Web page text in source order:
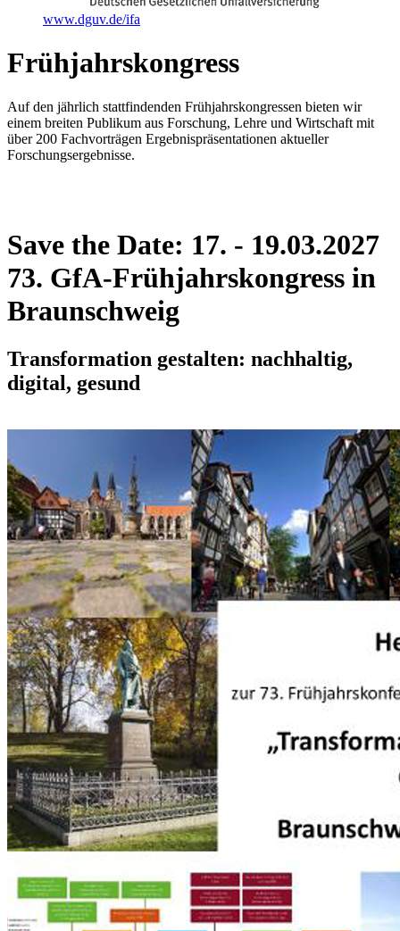
www.dguv.de/ifa
Frühjahrskongress
Auf den jährlich stattfindenden Frühjahrskongressen bieten wir
einem breiten Publikum aus Forschung, Lehre und Wirtschaft mit
über 200 Fachvorträgen Ergebnispräsentationen aktueller
Forschungsergebnisse.
Save the Date: 17. - 19.03.2027
73. GfA-Frühjahrskongress in
Braunschweig
Transformation gestalten: nachhaltig,
digital, gesund